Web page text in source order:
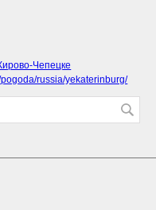
Чепецке
russia/yekaterinburg/